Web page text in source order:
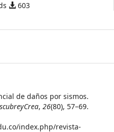
603
de daños por sismos.
, 26(80), 57–69.
index.php/revista-